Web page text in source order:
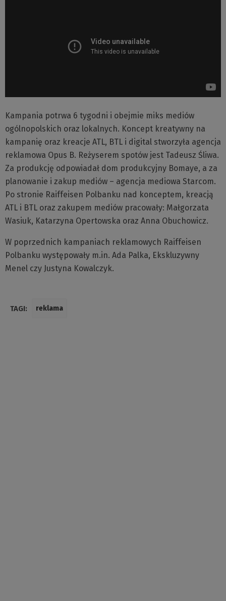
Kampania potrwa 6 tygodni i obejmie miks mediów
ogólnopolskich oraz lokalnych. Koncept kreatywny na
kampanię oraz kreacje ATL, BTL i digital stworzyła agencja
reklamowa Opus B. Reżyserem spotów jest Tadeusz Śliwa.
Za produkcję odpowiadał dom produkcyjny Bomaye, a za
planowanie i zakup mediów – agencja mediowa Starcom.
Po stronie Raiffeisen Polbanku nad konceptem, kreacją
ATL i BTL oraz zakupem mediów pracowały: Małgorzata
Wasiuk, Katarzyna Opertowska oraz Anna Obuchowicz.
W poprzednich kampaniach reklamowych Raiffeisen
Polbanku występowały m.in. Ada Palka, Ekskluzywny
Menel czy Justyna Kowalczyk.
TAGI: reklama